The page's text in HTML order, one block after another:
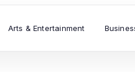
Arts & Entertainment